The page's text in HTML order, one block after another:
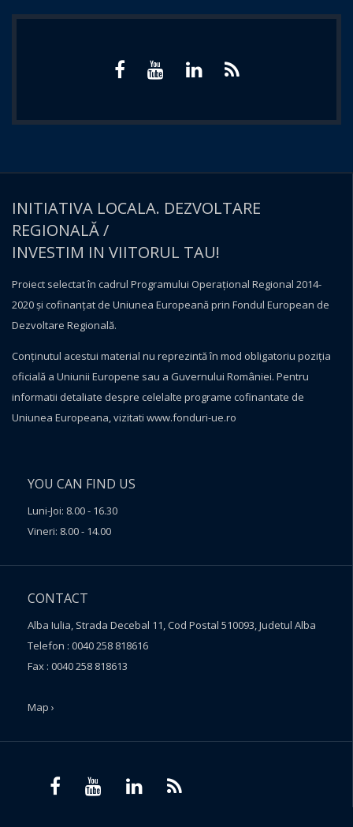
INITIATIVA LOCALA. DEZVOLTARE
REGIONALĂ /
INVESTIM IN VIITORUL TAU!
Proiect selectat în cadrul Programului Operațional Regional 2014-
2020 și cofinanțat de Uniunea Europeană prin Fondul European de
Dezvoltare Regională.
Conţinutul acestui material nu reprezintă în mod obligatoriu poziţia
oficială a Uniunii Europene sau a Guvernului României. Pentru
informatii detaliate despre celelalte programe cofinantate de
Uniunea Europeana, vizitati www.fonduri-ue.ro
YOU CAN FIND US
Luni-Joi: 8.00 - 16.30
Vineri: 8.00 - 14.00
CONTACT
Alba Iulia, Strada Decebal 11, Cod Postal 510093, Judetul Alba
Telefon : 0040 258 818616
Fax : 0040 258 818613
Map ›